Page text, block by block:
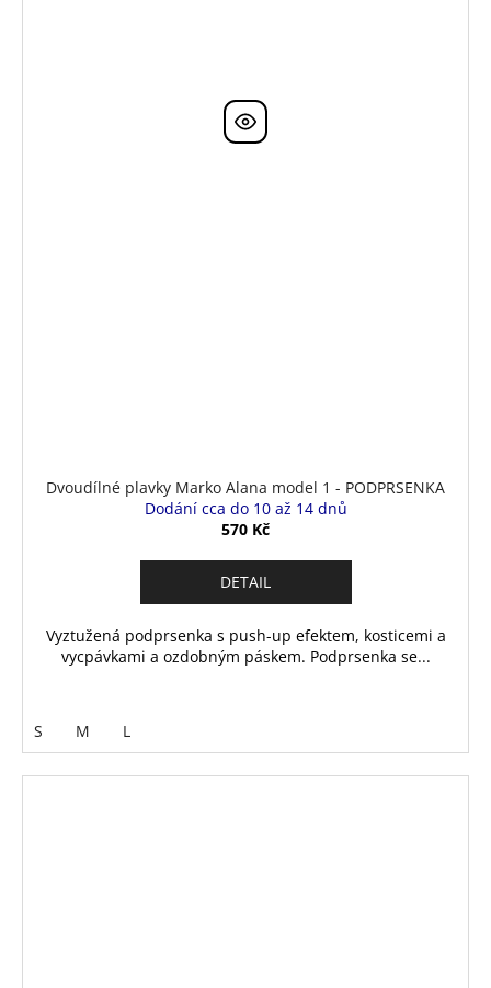
Dvoudílné plavky Marko Alana model 1 - PODPRSENKA
Dodání cca do 10 až 14 dnů
570 Kč
DETAIL
Vyztužená podprsenka s push-up efektem, kosticemi a
vycpávkami a ozdobným páskem. Podprsenka se...
S M L